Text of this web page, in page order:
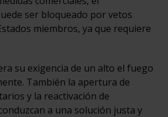
ser bloqueado por vetos
miembros, ya que requiere
su exigencia de un alto el fuego
También la apertura de
y la reactivación de
a una solución justa y